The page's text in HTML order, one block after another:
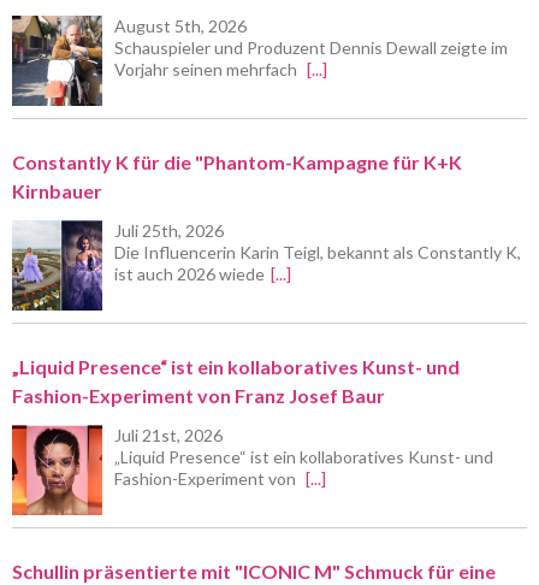
August 5th, 2026
Schauspieler und Produzent Dennis Dewall zeigte im
Vorjahr seinen mehrfach [...]
Constantly K für die "Phantom-Kampagne für K+K
Kirnbauer
Juli 25th, 2026
Die Influencerin Karin Teigl, bekannt als Constantly K,
ist auch 2026 wiede [...]
„Liquid Presence“ ist ein kollaboratives Kunst- und
Fashion-Experiment von Franz Josef Baur
Juli 21st, 2026
„Liquid Presence“ ist ein kollaboratives Kunst- und
Fashion-Experiment von [...]
Schullin präsentierte mit "ICONIC M" Schmuck für eine